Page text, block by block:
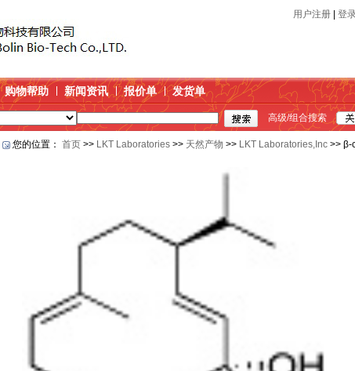
用户注册 登
购物帮助 新闻资讯 报价单 发货单
高级/组合搜索
您的位置： 首页 >> LKT Laboratories >> 天然产物 >> LKT Laboratories,Inc >> β-